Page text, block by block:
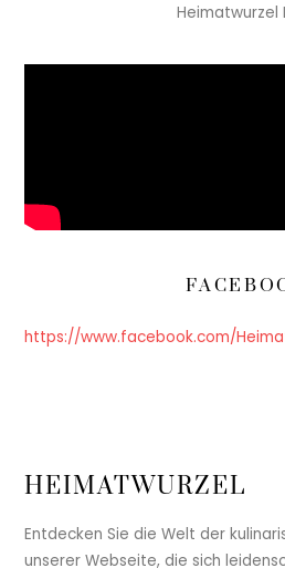
Heimatwurzel
https://www.facebook.com/
HEIMATWURZEL
Entdecken Sie die Welt der
unserer Webseite, die sich